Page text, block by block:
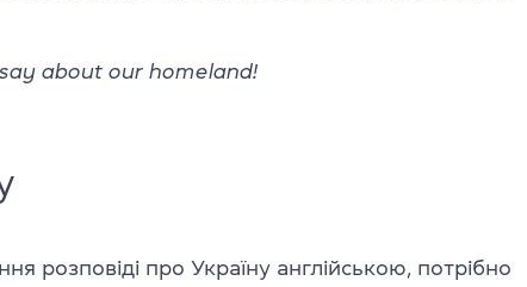
about our homeland!
розповіді про Україну англійською, потрібно